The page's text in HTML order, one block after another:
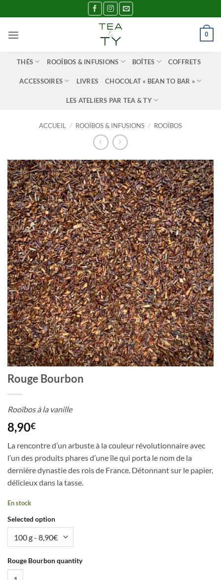
au
contenu
0
THÉS ROOÏBOS & INFUSIONS BOÎTES COFFRETS
ACCESSOIRES LIVRES CHOCOLAT « BEAN TO BAR »
LES ATELIERS PAR TEA & TY
ACCUEIL / ROOÏBOS & INFUSIONS / ROOÏBOS
Rouge Bourbon
Rooïbos à la vanille
8,90€
La rencontre d’un arbuste à la couleur révolutionnaire avec
l’un des produits phares d’une île qui porta le nom de la
dernière dynastie des rois de France. Détonnant sur le papier,
délicieux dans la tasse.
En stock
Selected option
Rouge Bourbon quantity